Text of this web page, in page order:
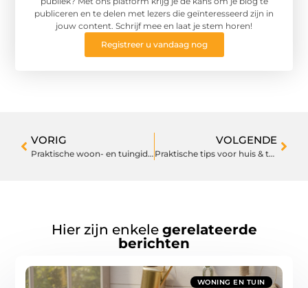
publiceren en te delen met lezers die geïnteresseerd zijn in
jouw content. Schrijf mee en laat je stem horen!
Registreer u vandaag nog
VORIG
Praktische woon- en tuingids voor elke dag
VOLGENDE
Praktische tips voor huis & tuin die meteen werken
Hier zijn enkele gerelateerde
berichten
WONING EN TUIN